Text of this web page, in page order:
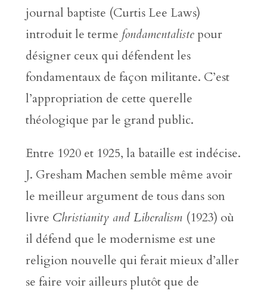
journal baptiste (Curtis Lee Laws)
introduit le terme fondamentalistepour
désigner ceux qui défendent les
fondamentaux de façon militante. C’est
l’appropriation de cette querelle
théologique par le grand public.
Entre 1920 et 1925, la bataille est indécise.
J. Gresham Machen semble même avoir
le meilleur argument de tous dans son
livre Christianity and Liberalism (1923) où
il défend que le modernisme est une
religion nouvelle qui ferait mieux d’aller
se faire voir ailleurs plutôt que de